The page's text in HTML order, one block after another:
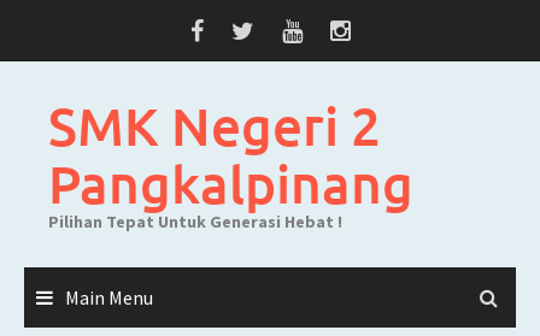
SMK Negeri 2
Pangkalpinang
Pilihan Tepat Untuk Generasi Hebat !
Main Menu